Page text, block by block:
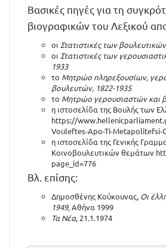
Βασικές πηγές για τη
βιογραφικών του Λεξικού
οι Στατιστικές των
οι Στατιστικές των
1933
το Μητρώο πληρεξουσίων,
βουλευτών, 1822-1935
το Μητρώο γερουσιαστών και
η ιστοσελίδα της Βουλής των
https://
Vouleftes-Apo-Ti-Metapolitefsi-
η ιστοσελίδα της Γενικής
Κοινοβουλευτικών θεμάτων
page_id=776
Βλ. επίσης:
Δημοσθένης Κούκουνας, Οι
1949,Αθήνα 1999
Τα Νέα, 21.1.1974